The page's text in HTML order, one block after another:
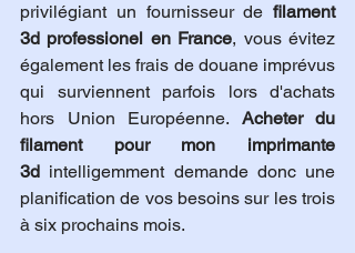
privilégiant un fournisseur de filament
3d professionel en France, vous évitez
également les frais de douane imprévus
qui surviennent parfois lors d'achats
hors Union Européenne. Acheter du
filament pour mon imprimante
3d intelligemment demande donc une
planification de vos besoins sur les trois
à six prochains mois.